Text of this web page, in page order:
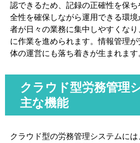
認できるため、記録の正確性を保
全性を確保しながら運用できる環
者が日々の業務に集中しやすくな
に作業を進められます。情報管理
体の運営にも落ち着きが生まれます
クラウド型労務管理
主な機能
クラウド型の労務管理システムに